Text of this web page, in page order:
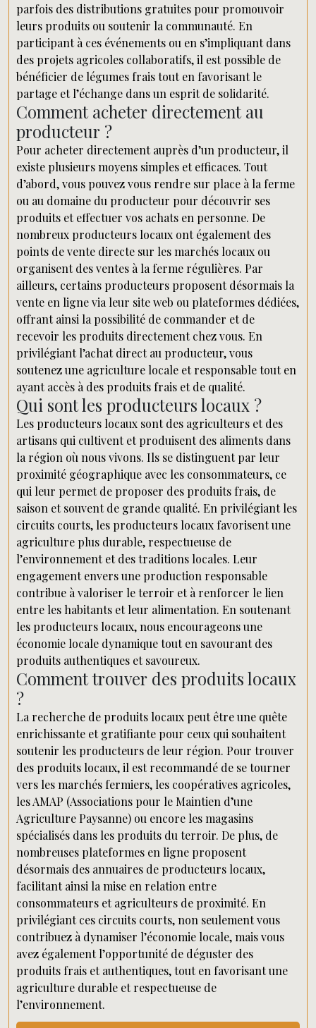
parfois des distributions gratuites pour promouvoir
leurs produits ou soutenir la communauté. En
participant à ces événements ou en s’impliquant dans
des projets agricoles collaboratifs, il est possible de
bénéficier de légumes frais tout en favorisant le
partage et l’échange dans un esprit de solidarité.
Comment acheter directement au
producteur ?
Pour acheter directement auprès d’un producteur, il
existe plusieurs moyens simples et efficaces. Tout
d’abord, vous pouvez vous rendre sur place à la ferme
ou au domaine du producteur pour découvrir ses
produits et effectuer vos achats en personne. De
nombreux producteurs locaux ont également des
points de vente directe sur les marchés locaux ou
organisent des ventes à la ferme régulières. Par
ailleurs, certains producteurs proposent désormais la
vente en ligne via leur site web ou plateformes dédiées,
offrant ainsi la possibilité de commander et de
recevoir les produits directement chez vous. En
privilégiant l’achat direct au producteur, vous
soutenez une agriculture locale et responsable tout en
ayant accès à des produits frais et de qualité.
Qui sont les producteurs locaux ?
Les producteurs locaux sont des agriculteurs et des
artisans qui cultivent et produisent des aliments dans
la région où nous vivons. Ils se distinguent par leur
proximité géographique avec les consommateurs, ce
qui leur permet de proposer des produits frais, de
saison et souvent de grande qualité. En privilégiant les
circuits courts, les producteurs locaux favorisent une
agriculture plus durable, respectueuse de
l’environnement et des traditions locales. Leur
engagement envers une production responsable
contribue à valoriser le terroir et à renforcer le lien
entre les habitants et leur alimentation. En soutenant
les producteurs locaux, nous encourageons une
économie locale dynamique tout en savourant des
produits authentiques et savoureux.
Comment trouver des produits locaux
?
La recherche de produits locaux peut être une quête
enrichissante et gratifiante pour ceux qui souhaitent
soutenir les producteurs de leur région. Pour trouver
des produits locaux, il est recommandé de se tourner
vers les marchés fermiers, les coopératives agricoles,
les AMAP (Associations pour le Maintien d’une
Agriculture Paysanne) ou encore les magasins
spécialisés dans les produits du terroir. De plus, de
nombreuses plateformes en ligne proposent
désormais des annuaires de producteurs locaux,
facilitant ainsi la mise en relation entre
consommateurs et agriculteurs de proximité. En
privilégiant ces circuits courts, non seulement vous
contribuez à dynamiser l’économie locale, mais vous
avez également l’opportunité de déguster des
produits frais et authentiques, tout en favorisant une
agriculture durable et respectueuse de
l’environnement.